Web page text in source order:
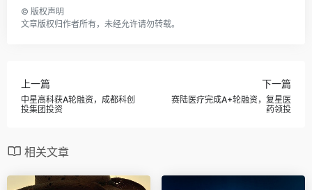
© 版权声明
文章版权归作者所有，未经允许请勿转载。
上一篇
中星高科获A轮融资，成都科创
投集团投资
下一篇
赛陆医疗完成A+轮融资，复星医
药领投
相关文章